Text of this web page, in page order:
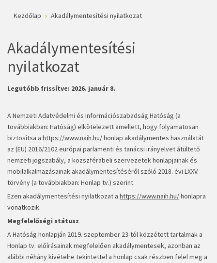
Kezdőlap Akadálymentesítési nyilatkozat
Akadálymentesítési
nyilatkozat
Legutóbb frissítve: 2026. január 8.
A Nemzeti Adatvédelmi és Információszabadság Hatóság (a
továbbiakban: Hatóság) elkötelezett amellett, hogy folyamatosan
biztosítsa a https://www.naih.hu/honlap akadálymentes használatát
az (EU) 2016/2102 európai parlamenti és tanácsi irányelvet átültető
nemzeti jogszabály, a közszférabeli szervezetek honlapjainak és
mobilalkalmazásainak akadálymentesítéséről szóló 2018. évi LXXV.
törvény (a továbbiakban: Honlap tv.) szerint.
Ezen akadálymentesítési nyilatkozat a https://www.naih.hu/honlapra
vonatkozik.
Megfelelőségi státusz
A Hatóság honlapján 2019. szeptember 23-tól közzétett tartalmak a
Honlap tv. előírásainak megfelelően akadálymentesek, azonban az
alábbi néhány kivételre tekintettel a honlap csak részben felel meg a